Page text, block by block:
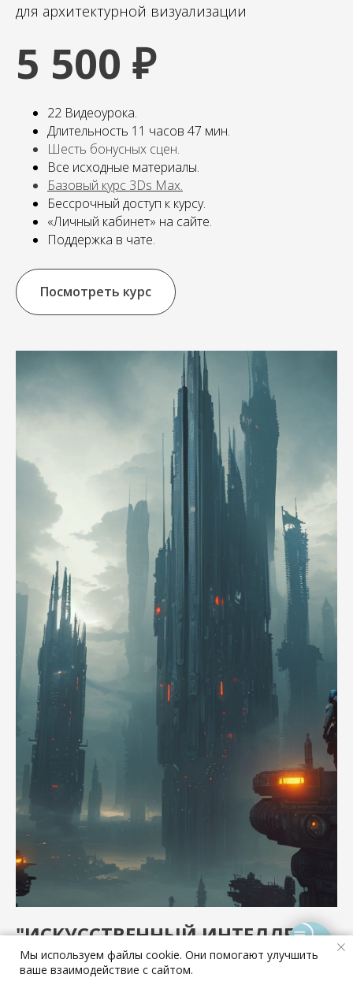
Покупайте "Долями"
для архитектурной визуализации
5 500 ₽
22 Видеоурока.
Длительность 11 часов 47 мин.
Шесть бонусных сцен.
Все исходные материалы.
Базовый курс 3Ds Max.
Бессрочный доступ к курсу.
«Личный кабинет» на сайте.
Поддержка в чате.
Посмотреть курс
"ИСКУССТВЕННЫЙ ИНТЕЛЛЕКТ"
Онлайн-курс по Stable Diffusion в
Мы используем файлы cookie. Они помогают улучшить
ваше взаимодействие с сайтом.